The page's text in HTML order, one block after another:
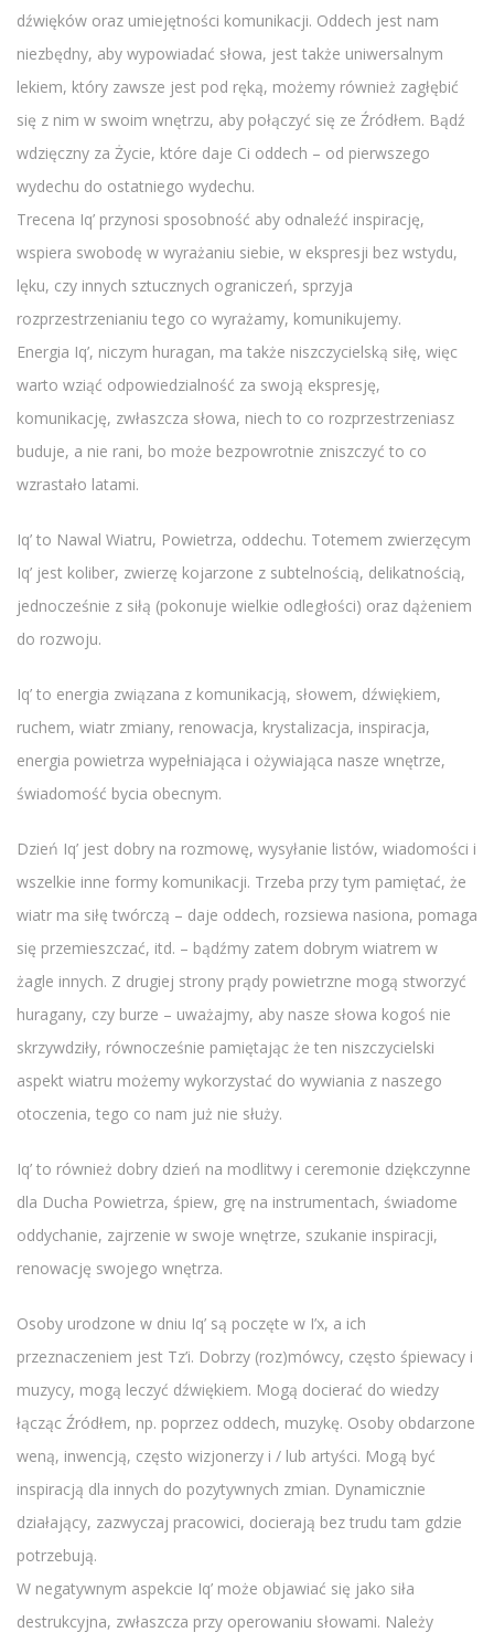
dźwięków oraz umiejętności komunikacji. Oddech jest nam
niezbędny, aby wypowiadać słowa, jest także uniwersalnym
lekiem, który zawsze jest pod ręką, możemy również zagłębić
się z nim w swoim wnętrzu, aby połączyć się ze Źródłem. Bądź
wdzięczny za Życie, które daje Ci oddech – od pierwszego
wydechu do ostatniego wydechu.
Trecena Iq’ przynosi sposobność aby odnaleźć inspirację,
wspiera swobodę w wyrażaniu siebie, w ekspresji bez wstydu,
lęku, czy innych sztucznych ograniczeń, sprzyja
rozprzestrzenianiu tego co wyrażamy, komunikujemy.
Energia Iq’, niczym huragan, ma także niszczycielską siłę, więc
warto wziąć odpowiedzialność za swoją ekspresję,
komunikację, zwłaszcza słowa, niech to co rozprzestrzeniasz
buduje, a nie rani, bo może bezpowrotnie zniszczyć to co
wzrastało latami.
Iq’ to Nawal Wiatru, Powietrza, oddechu. Totemem zwierzęcym
Iq’ jest koliber, zwierzę kojarzone z subtelnością, delikatnością,
jednocześnie z siłą (pokonuje wielkie odległości) oraz dążeniem
do rozwoju.
Iq’ to energia związana z komunikacją, słowem, dźwiękiem,
ruchem, wiatr zmiany, renowacja, krystalizacja, inspiracja,
energia powietrza wypełniająca i ożywiająca nasze wnętrze,
świadomość bycia obecnym.
Dzień Iq’ jest dobry na rozmowę, wysyłanie listów, wiadomości i
wszelkie inne formy komunikacji. Trzeba przy tym pamiętać, że
wiatr ma siłę twórczą – daje oddech, rozsiewa nasiona, pomaga
się przemieszczać, itd. – bądźmy zatem dobrym wiatrem w
żagle innych. Z drugiej strony prądy powietrzne mogą stworzyć
huragany, czy burze – uważajmy, aby nasze słowa kogoś nie
skrzywdziły, równocześnie pamiętając że ten niszczycielski
aspekt wiatru możemy wykorzystać do wywiania z naszego
otoczenia, tego co nam już nie służy.
Iq’ to również dobry dzień na modlitwy i ceremonie dziękczynne
dla Ducha Powietrza, śpiew, grę na instrumentach, świadome
oddychanie, zajrzenie w swoje wnętrze, szukanie inspiracji,
renowację swojego wnętrza.
Osoby urodzone w dniu Iq’ są poczęte w I’x, a ich
przeznaczeniem jest Tz’i. Dobrzy (roz)mówcy, często śpiewacy i
muzycy, mogą leczyć dźwiękiem. Mogą docierać do wiedzy
łącząc Źródłem, np. poprzez oddech, muzykę. Osoby obdarzone
weną, inwencją, często wizjonerzy i / lub artyści. Mogą być
inspiracją dla innych do pozytywnych zmian. Dynamicznie
działający, zazwyczaj pracowici, docierają bez trudu tam gdzie
potrzebują.
W negatywnym aspekcie Iq’ może objawiać się jako siła
destrukcyjna, zwłaszcza przy operowaniu słowami. Należy